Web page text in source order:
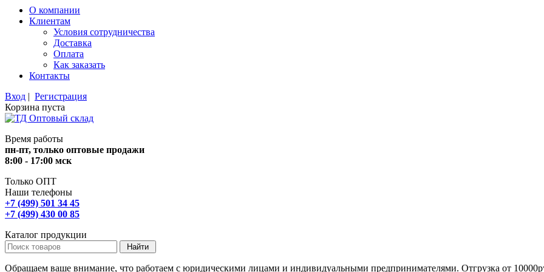
О компании
Клиентам
Условия сотрудничества
Доставка
Оплата
Как заказать
Контакты
Вход | Регистрация
Корзина пуста
Время работы
пн-пт, только оптовые продажи
8:00 - 17:00 мск
Только ОПТ
Наши телефоны
+7 (499) 501 34 45
+7 (499) 430 00 85
Каталог продукции
Обращаем ваше внимание, что работаем с юридическими лицами и индивидуальными предпринимателями. Отгрузка от